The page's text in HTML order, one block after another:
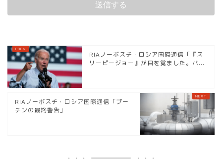
RIAノーボスチ・ロシア国際通信「『ス
リーピージョー』が目を覚ました。バ...
RIAノーボスチ・ロシア国際通信「プー
チンの最終警告」